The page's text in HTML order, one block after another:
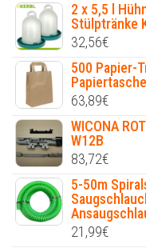
2 x 5,5 l
Stülptränke
32,56€
500 Papier-
63,89€
WICONA
W12B
83,72€
5-50m
21,99€